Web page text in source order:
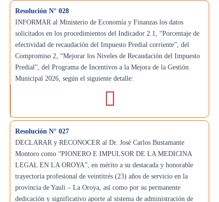
Resolución N° 028
INFORMAR al Ministerio de Economía y Finanzas los datos
solicitados en los procedimientos del Indicador 2.1, “Porcentaje de
efectividad de recaudación del Impuesto Predial corriente”, del
Compromiso 2, “Mejorar los Niveles de Recaudación del Impuesto
Predial”, del Programa de Incentivos a la Mejora de la Gestión
Municipal 2026, según el siguiente detalle:
Resolución N° 027
DECLARAR y RECONOCER al Dr. José Carlos Bustamante
Montoro como “PIONERO E IMPULSOR DE LA MEDICINA
LEGAL EN LA OROYA”, en mérito a su destacada y honorable
trayectoria profesional de veintitrés (23) años de servicio en la
provincia de Yauli – La Oroya, así como por su permanente
dedicación y significativo aporte al sistema de administración de